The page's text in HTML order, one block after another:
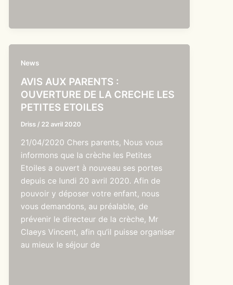
News
AVIS AUX PARENTS :
OUVERTURE DE LA CRECHE LES
PETITES ETOILES
Driss / 22 avril 2020
21/04/2020 Chers parents, Nous vous
informons que la crèche les Petites
Etoiles a ouvert à nouveau ses portes
depuis ce lundi 20 avril 2020. Afin de
pouvoir y déposer votre enfant, nous
vous demandons, au préalable, de
prévenir le directeur de la crèche, Mr
Claeys Vincent, afin qu’il puisse organiser
au mieux le séjour de